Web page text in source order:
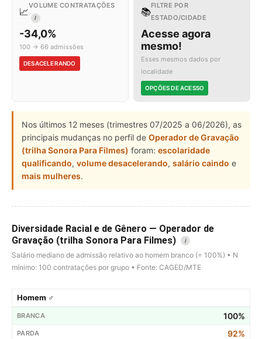
📈
VOLUME CONTRATAÇÕES
I
-34,0%
100 → 66 admissões
DESACELERANDO
📚
FILTRE POR
ESTADO/CIDADE
Acesse agora
mesmo!
Esses mesmos dados por
localidade
OPÇÕES DE ACESSO
Nos últimos 12 meses (trimestres 07/2025 a 06/2026), as
principais mudanças no perfil de Operador de Gravação
(trilha Sonora Para Filmes) foram: escolaridade
qualificando, volume desacelerando, salário caindo e
mais mulheres.
Diversidade Racial e de Gênero — Operador de
Gravação (trilha Sonora Para Filmes)
i
Salário mediano de admissão relativo ao homem branco (= 100%) • N
mínimo: 100 contratações por grupo • Fonte: CAGED/MTE
Homem ♂
100%
92%